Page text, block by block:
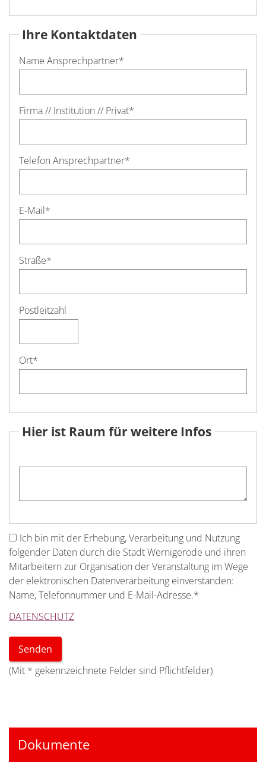
Ihre Kontaktdaten
Name Ansprechpartner*
Firma // Institution // Privat*
Telefon Ansprechpartner*
E-Mail*
Straße*
Postleitzahl
Ort*
Hier ist Raum für weitere Infos
Ich bin mit der Erhebung, Verarbeitung und Nutzung
folgender Daten durch die Stadt Wernigerode und ihren
Mitarbeitern zur Organisation der Veranstaltung im Wege
der elektronischen Datenverarbeitung einverstanden:
Name, Telefonnummer und E-Mail-Adresse.*
DATENSCHUTZ
(Mit * gekennzeichnete Felder sind Pflichtfelder)
Dokumente